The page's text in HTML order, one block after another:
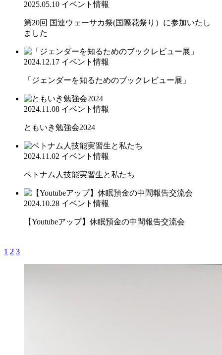
2025.05.10 イベント情報
第20回 国連ウェーサカ祭(国際花祭り）に参加いたし
ました
2024.12.17 イベント情報
「ジェンダーを知るためのブックレビュー展」
2024.11.08 イベント情報
ともいき勉強会2024
2024.11.02 イベント情報
ベトナム人技能実習生と私たち
2024.10.28 イベント情報
【Youtubeアップ】休眠預金の中間報告交流会
1 2 3